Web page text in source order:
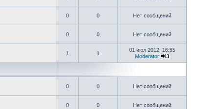
0 0 Нет сообщений
0 0 Нет сообщений
1 1
01 июл 2012, 16:55
Moderator
0 0 Нет сообщений
0 0 Нет сообщений